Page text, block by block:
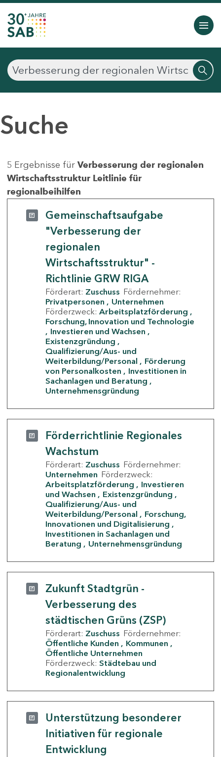
Suche
5 Ergebnisse für Verbesserung der regionalen
Wirtschaftsstruktur Leitlinie für
regionalbeihilfen
Gemeinschaftsaufgabe
"Verbesserung der
regionalen
Wirtschaftsstruktur" -
Richtlinie GRW RIGA
Förderart: Zuschuss Fördernehmer:
Privatpersonen
Unternehmen
Förderzweck: Arbeitsplatzförderung
Forschung, Innovation und Technologie
Investieren und Wachsen
Existenzgründung
Qualifizierung/Aus- und
Weiterbildung/Personal
Förderung
von Personalkosten
Investitionen in
Sachanlagen und Beratung
Unternehmensgründung
Förderrichtlinie Regionales
Wachstum
Förderart: Zuschuss Fördernehmer:
Unternehmen Förderzweck:
Arbeitsplatzförderung
Investieren
und Wachsen
Existenzgründung
Qualifizierung/Aus- und
Weiterbildung/Personal
Forschung,
Innovationen und Digitalisierung
Investitionen in Sachanlagen und
Beratung
Unternehmensgründung
Zukunft Stadtgrün -
Verbesserung des
städtischen Grüns (ZSP)
Förderart: Zuschuss Fördernehmer:
Öffentliche Kunden
Kommunen
Öffentliche Unternehmen
Förderzweck: Städtebau und
Regionalentwicklung
Unterstützung besonderer
Initiativen für regionale
Entwicklung